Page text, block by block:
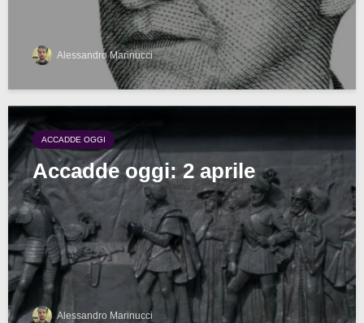
Alessandro Marinucci
ACCADDE OGGI
Accadde oggi: 2 aprile
Alessandro Marinucci